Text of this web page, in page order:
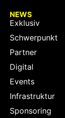
NEWS
Exklusiv
Schwerpunkt
Partner
Digital
Events
Infrastruktur
Sponsoring